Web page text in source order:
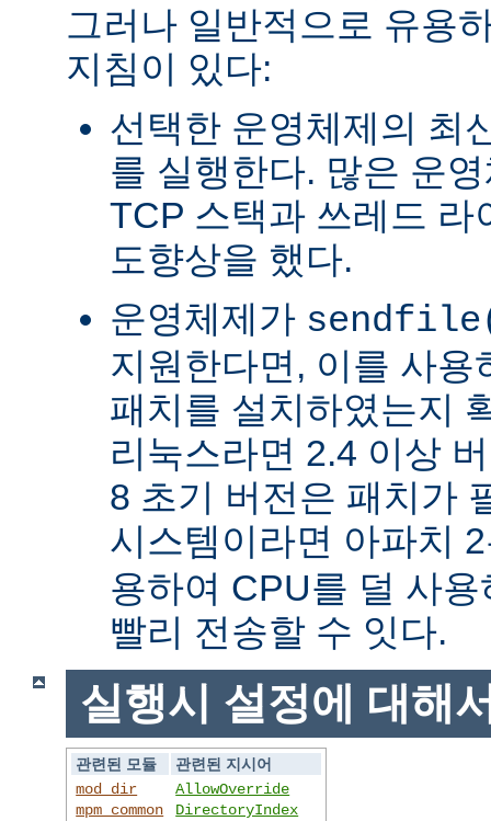
그러나 일반적으로 유용
지침이 있다:
선택한 운영체제의 최
를 실행한다. 많은 운
TCP 스택과 쓰레드 라
도향상을 했다.
운영체제가
지원한다면, 이를 사용
패치를 설치하였는지
리눅스라면 2.4 이상
8 초기 버전은 패치가
시스템이라면 아파치
용하여 CPU를 덜 사
빨리 전송할 수 잇다.
실행시 설정에 대해
관련된 모듈
관련된 지시어
mod_dir
mpm_common
AllowOverride
DirectoryIndex